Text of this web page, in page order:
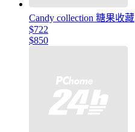
Candy collection 糖果收藏
$722
$850